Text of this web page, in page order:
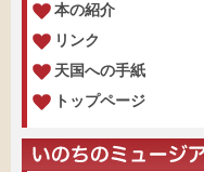
本の紹介
リンク
天国への手紙
トップページ